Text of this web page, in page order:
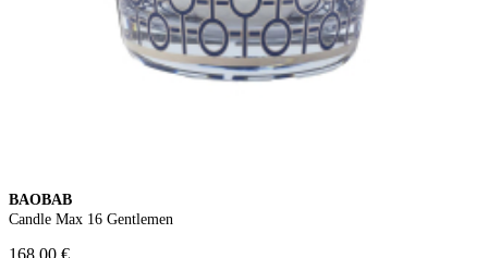
BAOBAB
Candle Max 16 Gentlemen